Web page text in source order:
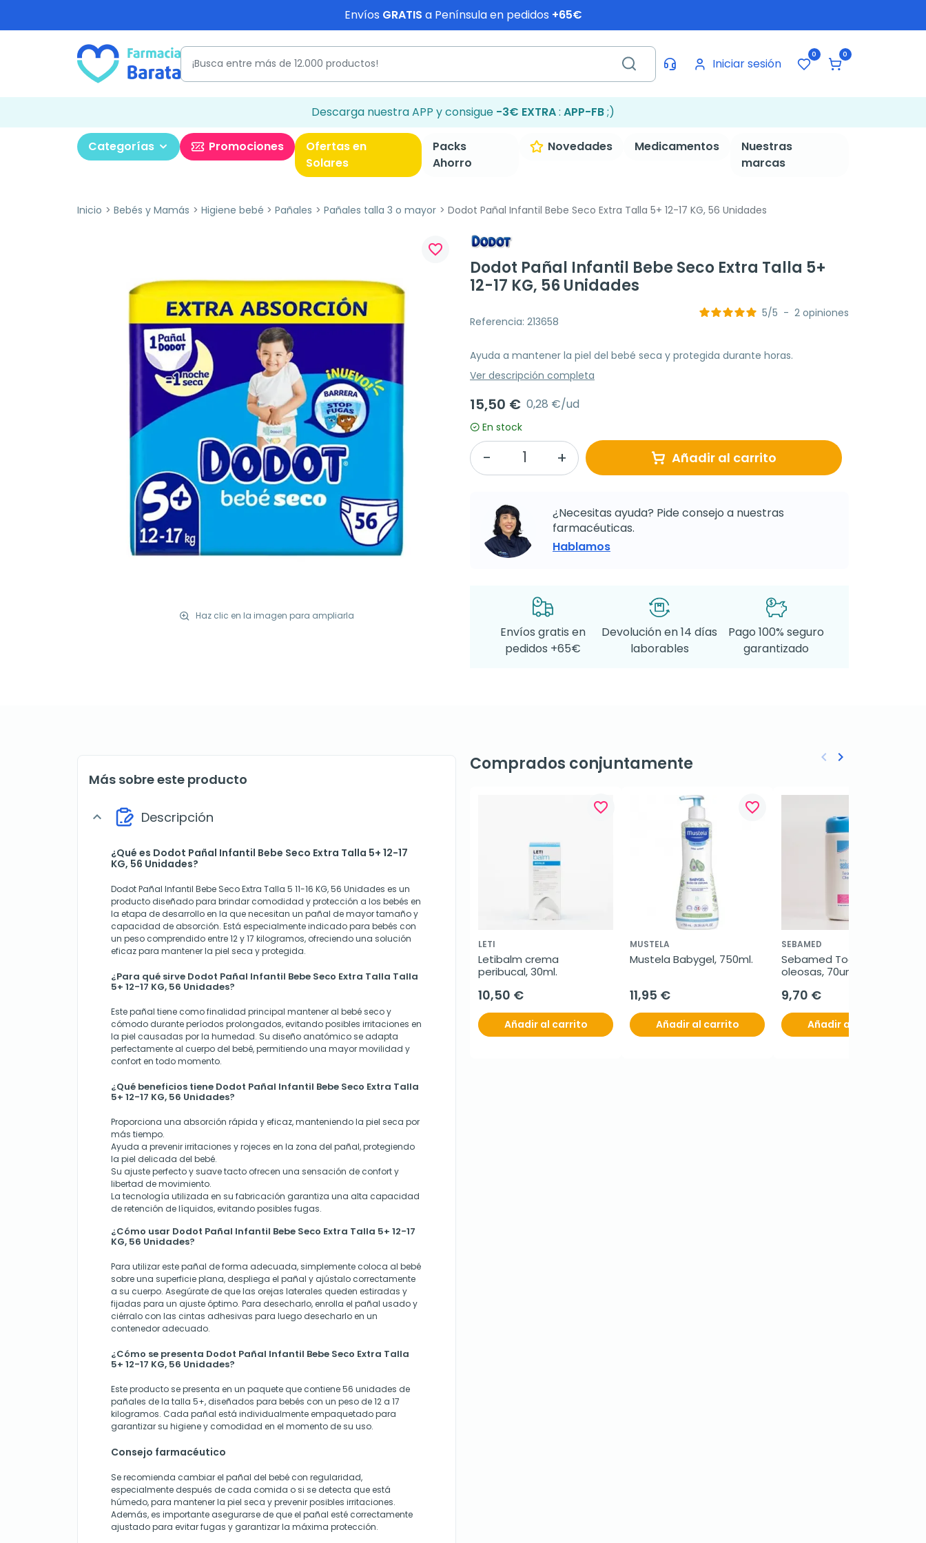
Envíos GRATIS a Península en pedidos +65€
Iniciar sesión
0 0
Descarga nuestra APP y consigue -3€ EXTRA: APP-FB;)
Categorías Promociones
Ofertas en
Solares
Packs
Ahorro
Novedades Medicamentos
Nuestras
marcas
Inicio Bebés y Mamás Higiene bebé Pañales Pañales talla 3 o mayor Dodot Pañal Infantil Bebe Seco Extra Talla 5+ 12-17 KG, 56 Unidades
Haz clic en la imagen para ampliarla
favorite_border
Dodot Pañal Infantil Bebe Seco Extra Talla 5+
12-17 KG, 56 Unidades
Referencia: 213658
5/5 - 2 opiniones
Ayuda a mantener la piel del bebé seca y protegida durante horas.
Ver descripción completa
15,50 € 0,28 €/ud
En stock
Añadir al carrito
¿Necesitas ayuda? Pide consejo a nuestras
farmacéuticas.
Hablamos
Envíos gratis en
pedidos +65€
Devolución en 14 días
laborables
Pago 100% seguro
garantizado
Más sobre este producto
expand_more Descripción
¿Qué es Dodot Pañal Infantil Bebe Seco Extra Talla 5+ 12-17
KG, 56 Unidades?
Dodot Pañal Infantil Bebe Seco Extra Talla 5 11-16 KG, 56 Unidades es un
producto diseñado para brindar comodidad y protección a los bebés en
la etapa de desarrollo en la que necesitan un pañal de mayor tamaño y
capacidad de absorción. Está especialmente indicado para bebés con
un peso comprendido entre 12 y 17 kilogramos, ofreciendo una solución
eficaz para mantener la piel seca y protegida.
¿Para qué sirve Dodot Pañal Infantil Bebe Seco Extra Talla Talla
5+ 12-17 KG, 56 Unidades?
Este pañal tiene como finalidad principal mantener al bebé seco y
cómodo durante períodos prolongados, evitando posibles irritaciones en
la piel causadas por la humedad. Su diseño anatómico se adapta
perfectamente al cuerpo del bebé, permitiendo una mayor movilidad y
confort en todo momento.
¿Qué beneficios tiene Dodot Pañal Infantil Bebe Seco Extra Talla
5+ 12-17 KG, 56 Unidades?
Proporciona una absorción rápida y eficaz, manteniendo la piel seca por
más tiempo.
Ayuda a prevenir irritaciones y rojeces en la zona del pañal, protegiendo
la piel delicada del bebé.
Su ajuste perfecto y suave tacto ofrecen una sensación de confort y
libertad de movimiento.
La tecnología utilizada en su fabricación garantiza una alta capacidad
de retención de líquidos, evitando posibles fugas.
¿Cómo usar Dodot Pañal Infantil Bebe Seco Extra Talla 5+ 12-17
KG, 56 Unidades?
Para utilizar este pañal de forma adecuada, simplemente coloca al bebé
sobre una superficie plana, despliega el pañal y ajústalo correctamente
a su cuerpo. Asegúrate de que las orejas laterales queden estiradas y
fijadas para un ajuste óptimo. Para desecharlo, enrolla el pañal usado y
ciérralo con las cintas adhesivas para luego desecharlo en un
contenedor adecuado.
¿Cómo se presenta Dodot Pañal Infantil Bebe Seco Extra Talla
5+ 12-17 KG, 56 Unidades?
Este producto se presenta en un paquete que contiene 56 unidades de
pañales de la talla 5+, diseñados para bebés con un peso de 12 a 17
kilogramos. Cada pañal está individualmente empaquetado para
garantizar su higiene y comodidad en el momento de su uso.
Consejo farmacéutico
Se recomienda cambiar el pañal del bebé con regularidad,
especialmente después de cada comida o si se detecta que está
húmedo, para mantener la piel seca y prevenir posibles irritaciones.
Además, es importante asegurarse de que el pañal esté correctamente
ajustado para evitar fugas y garantizar la máxima protección.
Comprados conjuntamente
favorite_border
LETI
Letibalm crema
peribucal, 30ml.
10,50 €
Añadir al carrito
favorite_border
MUSTELA
Mustela Babygel, 750ml.
11,95 €
Añadir al carrito
SEBAMED
Sebamed Toallitas
oleosas, 70unidades
9,70 €
Añadir al carrito
Anterior
keyboard_arrow_left Siguiente
keyboard_arrow_right